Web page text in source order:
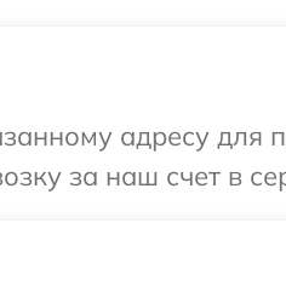
адресу для
за наш счет в